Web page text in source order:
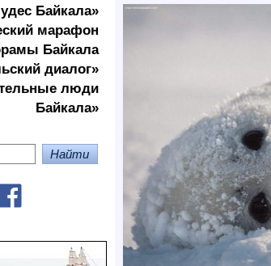
Байкала»
марафон
Байкала
диалог»
люди
Байкала»